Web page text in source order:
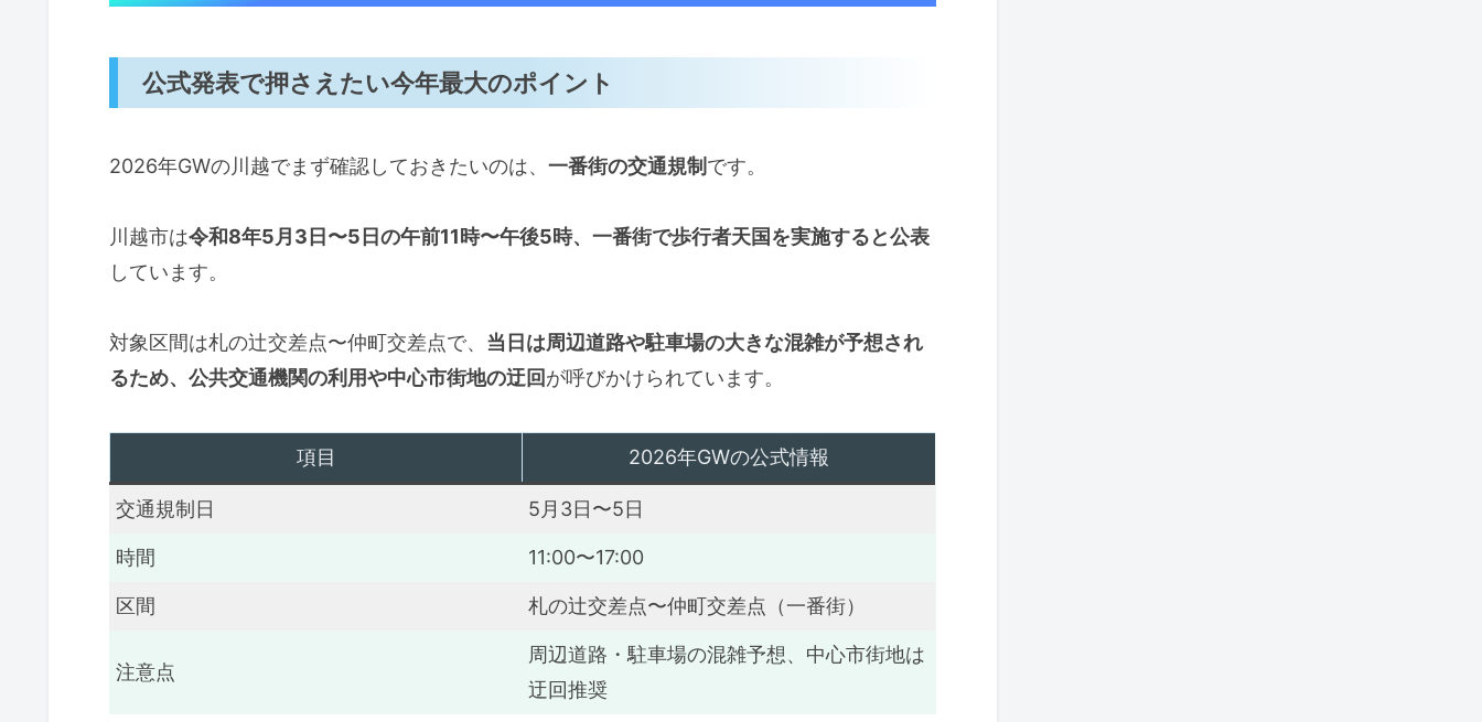
公式発表で押さえたい今年最大のポイント
2026年GWの川越でまず確認しておきたいのは、 一番街の交通規制 です。
川越市は令和8年5月3日〜5日の午前11時〜午後5時、一番街で歩行者天国を実施すると公表
しています。
対象区間は札の辻交差点〜仲町交差点で、 当日は周辺道路や駐車場の大きな混雑が予想され
るため、公共交通機関の利用や中心市街地の迂回が呼びかけられています。
項目 2026年GWの公式情報
交通規制日 5月3日〜5日
時間 11:00〜17:00
区間 札の辻交差点〜仲町交差点（一番街）
注意点
周辺道路・駐車場の混雑予想、中心市街地は
迂回推奨